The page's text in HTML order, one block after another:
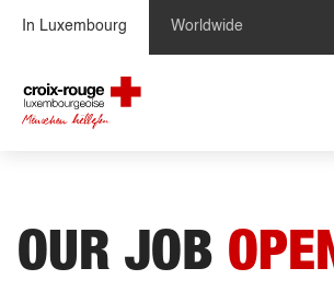
In Luxembourg Worldwide
OUR JOB